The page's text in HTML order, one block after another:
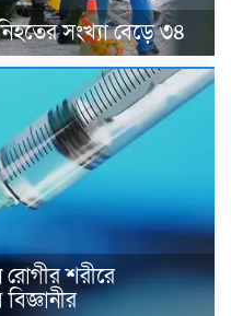
সংখ্যা বেড়ে ৩৪
রোগীর শরীরে